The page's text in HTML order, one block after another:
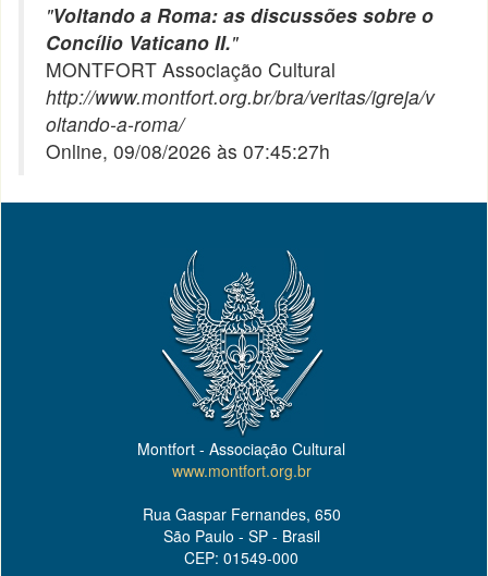
"Voltando a Roma: as discussões sobre o
Concílio Vaticano II."
MONTFORT Associação Cultural
http://www.montfort.org.br/bra/veritas/igreja/v
oltando-a-roma/
Online, 09/08/2026 às 07:45:27h
Montfort - Associação Cultural
www.montfort.org.br
Rua Gaspar Fernandes, 650
São Paulo - SP - Brasil
CEP: 01549-000